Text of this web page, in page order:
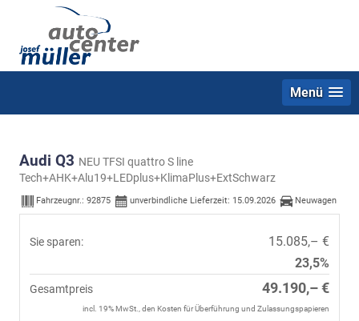
Menü
Audi Q3 NEU TFSI quattro S line
Tech+AHK+Alu19+LEDplus+KlimaPlus+ExtSchwarz
Fahrzeugnr.: 92875 unverbindliche Lieferzeit: 15.09.2026 Neuwagen
Sie sparen:
15.085,– €
23,5%
Gesamtpreis 49.190,– €
incl. 19% MwSt., den Kosten für Überführung und Zulassungspapieren